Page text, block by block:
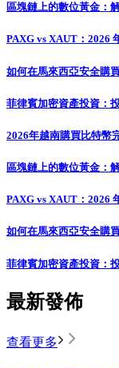
區塊鏈上的數位黃金：
PAXG vs XAUT：2026
如何在馬來西亞安全購
菲律賓加密資產投資：
2026年越南購買比特幣
區塊鏈上的數位黃金：
PAXG vs XAUT：2026
如何在馬來西亞安全購
菲律賓加密資產投資：
最新發佈
查看更多